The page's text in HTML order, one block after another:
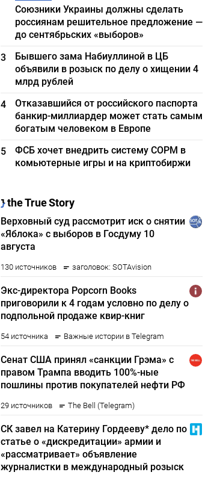
Союзники Украины должны сделать
россиянам решительное предложение —
до сентябрьских «выборов»
3
Бывшего зама Набиуллиной в ЦБ
объявили в розыск по делу о хищении 4
млрд рублей
4
Отказавшийся от российского паспорта
банкир-миллиардер может стать самым
богатым человеком в Европе
5
ФСБ хочет внедрить систему СОРМ в
комьютерные игры и на криптобиржи